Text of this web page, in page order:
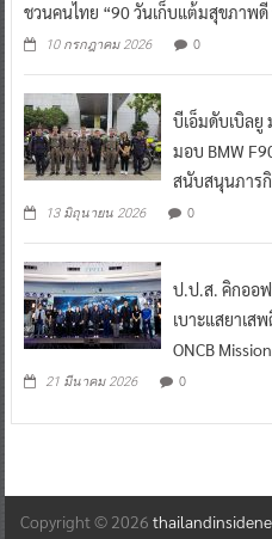
ชวนคนไทย “90 วันเก็บแต้มสุขภาพดี
10 กรกฎาคม 2026 0
บีเอ็มดับเบิลยู
มอบ BMW
สนับสนุนภารกิ
13 มิถุนายน 2026 0
ป.ป.ส. คิกออ
เบาะแสยาเ
ONCB
21 มีนาคม 2026 0
Copyright © 2026